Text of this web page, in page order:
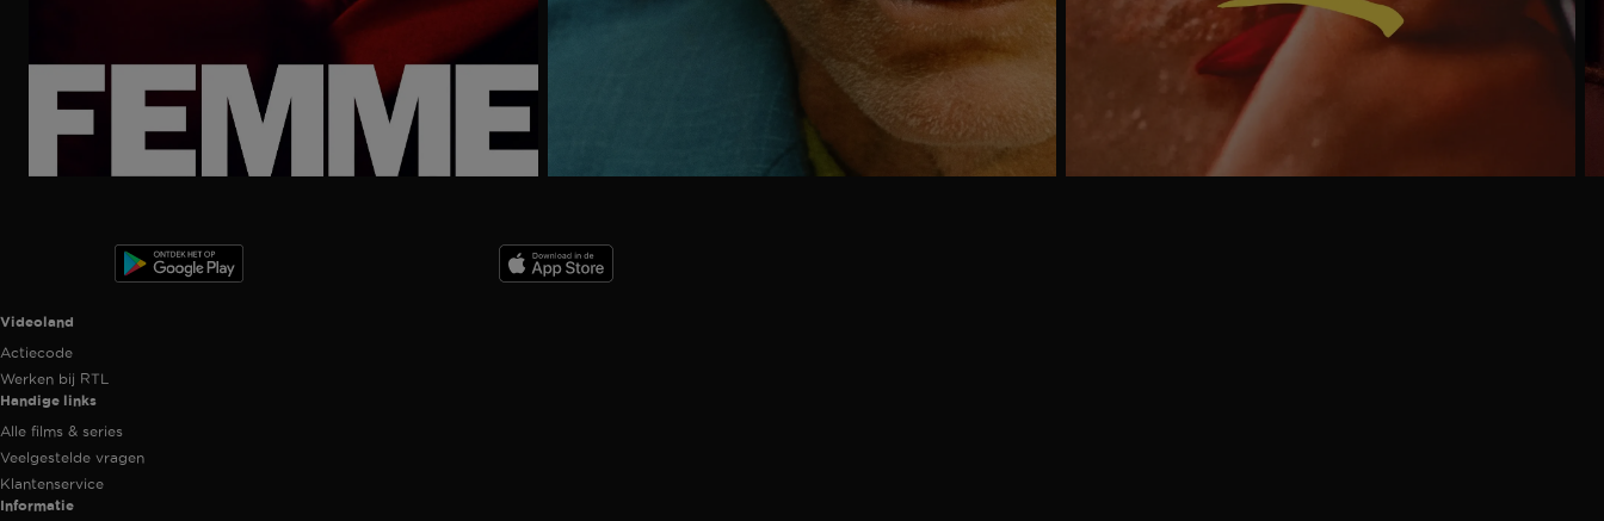
Videoland useful links.
Videoland
Actiecode
Werken bij RTL
Handige links
Alle films & series
Veelgestelde vragen
Klantenservice
Informatie